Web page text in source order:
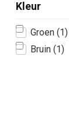
Kleur
Groen (1)
Bruin (1)